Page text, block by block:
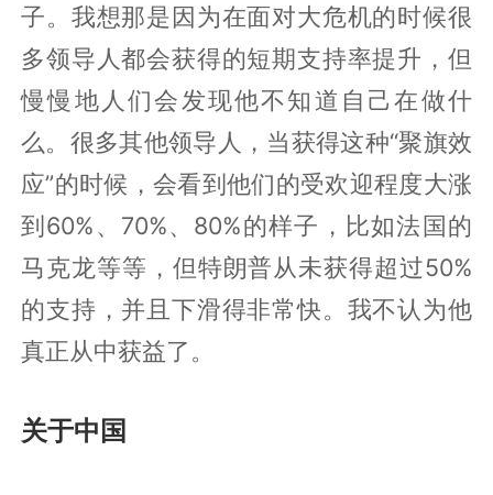
子。我想那是因为在面对大危机的时候很
多领导人都会获得的短期支持率提升，但
慢慢地人们会发现他不知道自己在做什
么。很多其他领导人，当获得这种“聚旗效
应”的时候，会看到他们的受欢迎程度大涨
到60%、70%、80%的样子，比如法国的
马克龙等等，但特朗普从未获得超过50%
的支持，并且下滑得非常快。我不认为他
真正从中获益了。
关于中国